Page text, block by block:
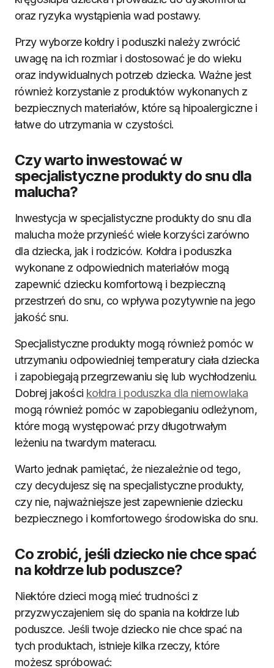
oraz ryzyka wystąpienia wad postawy.
Przy wyborze kołdry i poduszki należy zwrócić
uwagę na ich rozmiar i dostosować je do wieku
oraz indywidualnych potrzeb dziecka. Ważne jest
również korzystanie z produktów wykonanych z
bezpiecznych materiałów, które są hipoalergiczne i
łatwe do utrzymania w czystości.
Czy warto inwestować w
specjalistyczne produkty do snu dla
malucha?
Inwestycja w specjalistyczne produkty do snu dla
malucha może przynieść wiele korzyści zarówno
dla dziecka, jak i rodziców. Kołdra i poduszka
wykonane z odpowiednich materiałów mogą
zapewnić dziecku komfortową i bezpieczną
przestrzeń do snu, co wpływa pozytywnie na jego
jakość snu.
Specjalistyczne produkty mogą również pomóc w
utrzymaniu odpowiedniej temperatury ciała dziecka
i zapobiegają przegrzewaniu się lub wychłodzeniu.
Dobrej jakości kołdra i poduszka dla niemowlaka
mogą również pomóc w zapobieganiu odleżynom,
które mogą występować przy długotrwałym
leżeniu na twardym materacu.
Warto jednak pamiętać, że niezależnie od tego,
czy decydujesz się na specjalistyczne produkty,
czy nie, najważniejsze jest zapewnienie dziecku
bezpiecznego i komfortowego środowiska do snu.
Co zrobić, jeśli dziecko nie chce spać
na kołdrze lub poduszce?
Niektóre dzieci mogą mieć trudności z
przyzwyczajeniem się do spania na kołdrze lub
poduszce. Jeśli twoje dziecko nie chce spać na
tych produktach, istnieje kilka rzeczy, które
możesz spróbować: